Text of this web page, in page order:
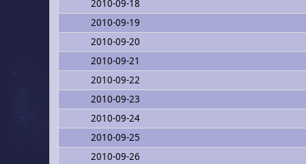
2010-09-18
2010-09-19
2010-09-20
2010-09-21
2010-09-22
2010-09-23
2010-09-24
2010-09-25
2010-09-26